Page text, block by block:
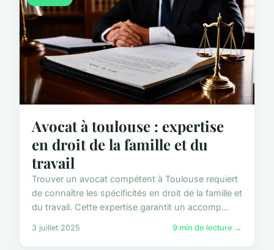
Avocat à toulouse : expertise
en droit de la famille et du
travail
Trouver un avocat compétent à Toulouse requiert
de connaître les spécificités en droit de la famille et
du travail. Cette expertise garantit un accomp...
3 juillet 2025 9 min de lecture →